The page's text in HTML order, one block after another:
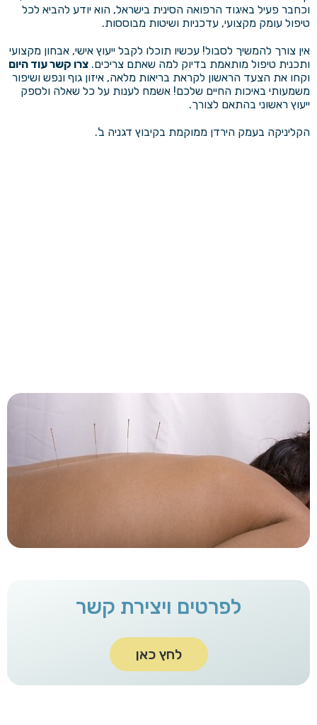
וכחבר פעיל באיגוד הרפואה הסינית בישראל, הוא יודע להביא לכל
טיפול עומק מקצועי, עדכניות ושיטות מבוססות.
אין צורך להמשיך לסבול! עכשיו תוכלו לקבל ייעוץ אישי, אבחון מקצועי
ותכנית טיפול מותאמת בדיוק למה שאתם צריכים. צרו קשר עוד היום
וקחו את הצעד הראשון לקראת בריאות מלאה, איזון גוף ונפש ושיפור
משמעותי באיכות החיים שלכם! אשמח לענות על כל שאלה ולספק
ייעוץ ראשוני בהתאם לצורך.
הקליניקה בעמק הירדן ממוקמת בקיבוץ דגניה ב'.
לפרטים ויצירת קשר
לחץ כאן